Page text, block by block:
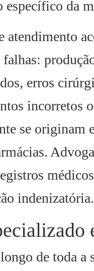
específico da
atendimento
erros
incorretos
se originam
indenizatória.
de toda a